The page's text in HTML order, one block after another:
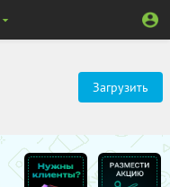
Загрузить